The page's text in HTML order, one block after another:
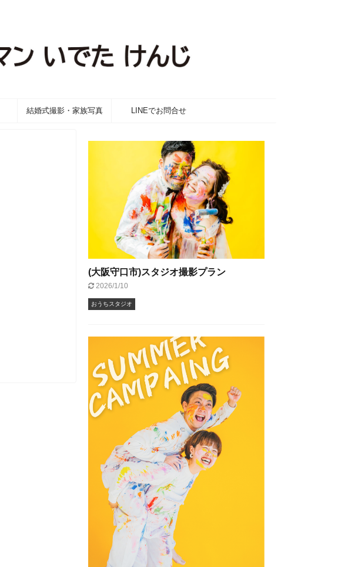
結婚式撮影・家族写真 LINEでお問合せ
(大阪守口市)スタジオ撮影プラン
2026/1/10
おうちスタジオ